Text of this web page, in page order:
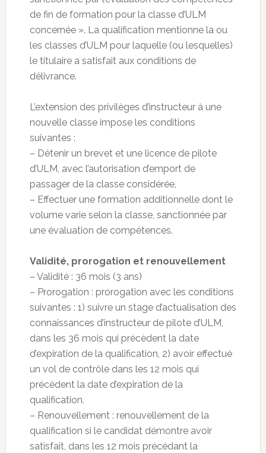
de fin de formation pour la classe d’ULM
concernée ». La qualification mentionne la ou
les classes d’ULM pour laquelle (ou lesquelles)
le titulaire a satisfait aux conditions de
délivrance.
L’extension des privilèges d’instructeur à une
nouvelle classe impose les conditions
suivantes :
– Détenir un brevet et une licence de pilote
d’ULM, avec l’autorisation d’emport de
passager de la classe considérée,
– Effectuer une formation additionnelle dont le
volume varie selon la classe, sanctionnée par
une évaluation de compétences.
Validité, prorogation et renouvellement
– Validité : 36 mois (3 ans)
– Prorogation : prorogation avec les conditions
suivantes : 1) suivre un stage d’actualisation des
connaissances d’instructeur de pilote d’ULM,
dans les 36 mois qui précèdent la date
d’expiration de la qualification, 2) avoir effectué
un vol de contrôle dans les 12 mois qui
précèdent la date d’expiration de la
qualification.
– Renouvellement : renouvellement de la
qualification si le candidat démontre avoir
satisfait, dans les 12 mois précédant la